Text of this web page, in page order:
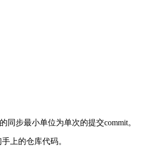
步最小单位为单次的提交commit。
上的仓库代码。